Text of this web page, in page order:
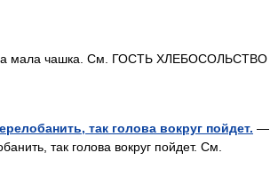
мала чашка. См. ГОСТЬ ХЛЕБОСОЛЬСТВО
так голова вокруг пойдет. —
так голова вокруг пойдет. См.